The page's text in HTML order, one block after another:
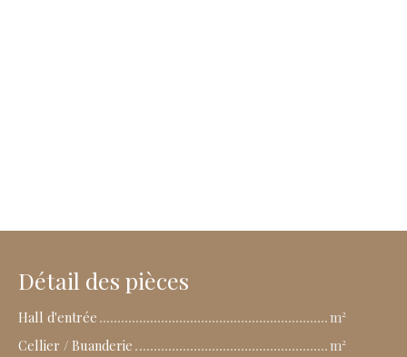
Détail des pièces
Hall d'entrée
m²
Cellier / Buanderie
m²